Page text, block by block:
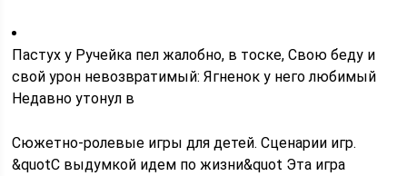
Пастух у Ручейка пел жалобно, в тоске, Свою беду и
свой урон невозвратимый: Ягненок у него любимый
Недавно утонул в
Сюжетно-ролевые игры для детей. Сценарии игр.
&quotС выдумкой идем по жизни&quot Эта игра